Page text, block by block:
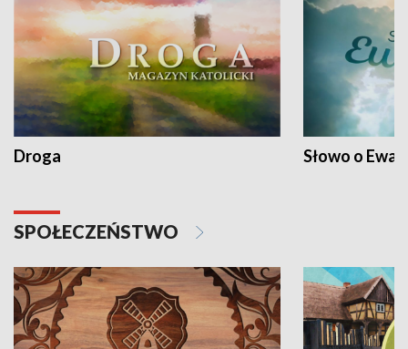
Droga Słowo o
SPOŁECZEŃSTWO